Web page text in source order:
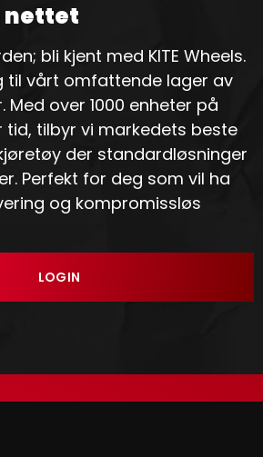
nettet
bli kjent med KITE Wheels.
til vårt omfattende lager av
Med over 1000 enheter på
tid, tilbyr vi markedets beste
der standardløsninger
Perfekt for deg som vil ha
og kompromissløs
LOGIN